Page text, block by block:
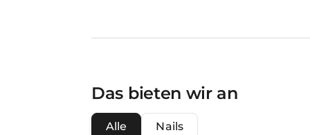
Das bieten wir an
Alle Nails